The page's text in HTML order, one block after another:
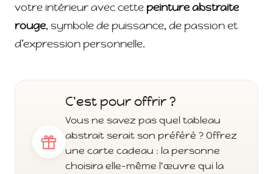
votre intérieur avec cette peinture abstraite
rouge, symbole de puissance, de passion et
d’expression personnelle.
C'est pour offrir ?
Vous ne savez pas quel tableau
abstrait serait son préféré ? Offrez
une carte cadeau : la personne
choisira elle-même l'œuvre qui la